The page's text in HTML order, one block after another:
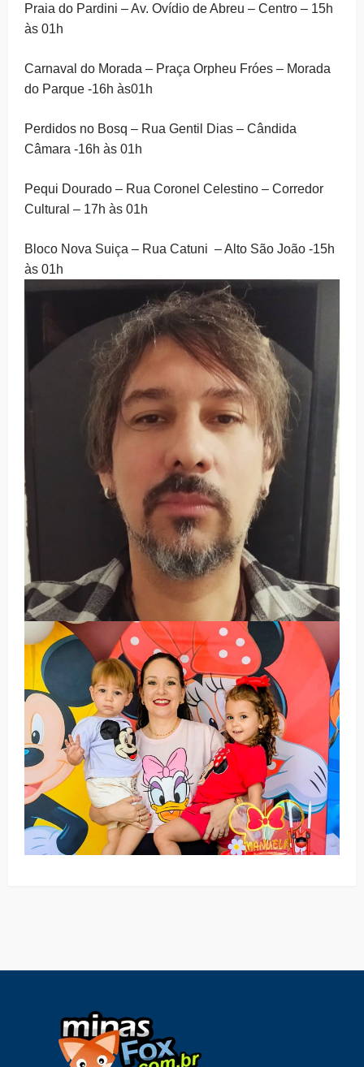
Praia do Pardini – Av. Ovídio de Abreu – Centro – 15h
às 01h
Carnaval do Morada – Praça Orpheu Fróes – Morada
do Parque -16h às01h
Perdidos no Bosq – Rua Gentil Dias – Cândida
Câmara -16h às 01h
Pequi Dourado – Rua Coronel Celestino – Corredor
Cultural – 17h às 01h
Bloco Nova Suiça – Rua Catuni – Alto São João -15h
às 01h